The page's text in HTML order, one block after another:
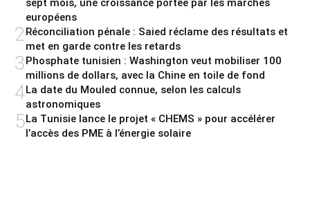
sept mois, une croissance portée par les marchés
européens
2Réconciliation pénale : Saied réclame des résultats et
met en garde contre les retards
3Phosphate tunisien : Washington veut mobiliser 100
millions de dollars, avec la Chine en toile de fond
4La date du Mouled connue, selon les calculs
astronomiques
5La Tunisie lance le projet « CHEMS » pour accélérer
l’accès des PME à l’énergie solaire